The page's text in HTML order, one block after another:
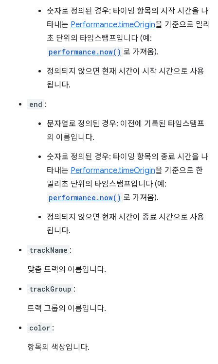
숫자로 정의된 경우: 타이밍 항목의 시작 시간을 나
타내는 Performance.timeOrigin을 기준으로 밀리
초 단위의 타임스탬프입니다 (예:
performance.now() 로 가져옴).
정의되지 않으면 현재 시간이 시작 시간으로 사용
됩니다.
end :
문자열로 정의된 경우: 이전에 기록된 타임스탬프
의 이름입니다.
숫자로 정의된 경우: 타이밍 항목의 종료 시간을 나
타내는 Performance.timeOrigin을 기준으로 한
밀리초 단위의 타임스탬프입니다 (예:
performance.now() 로 가져옴).
정의되지 않으면 현재 시간이 종료 시간으로 사용
됩니다.
trackName :
맞춤 트랙의 이름입니다.
trackGroup :
트랙 그룹의 이름입니다.
color :
항목의 색상입니다.